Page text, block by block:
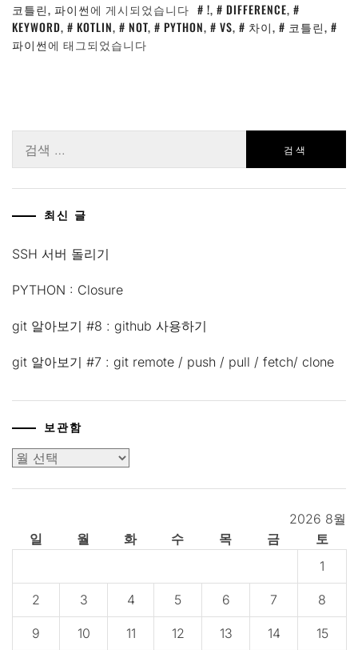
코틀린, 파이썬에 게시되었습니다 !, DIFFERENCE,
KEYWORD, KOTLIN, NOT, PYTHON, VS, 차이, 코틀린,
파이썬에 태그되었습니다
색:
최신 글
SSH 서버 돌리기
PYTHON : Closure
git 알아보기 #8 : github 사용하기
git 알아보기 #7 : git remote / push / pull / fetch/ clone
보관함
보
2026 8월
일
월 화 수 목 금
토
1
2 3 4 5 6 7 8
9 10 11 12 13 14 15